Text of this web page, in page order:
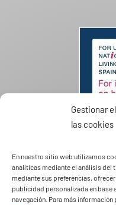
Gestionar
las cookies
En nuestro sitio web utilizamos
analíticas mediante el análisis del
mediante sus preferencias,
publicidad personalizada en base
navegación. Para más